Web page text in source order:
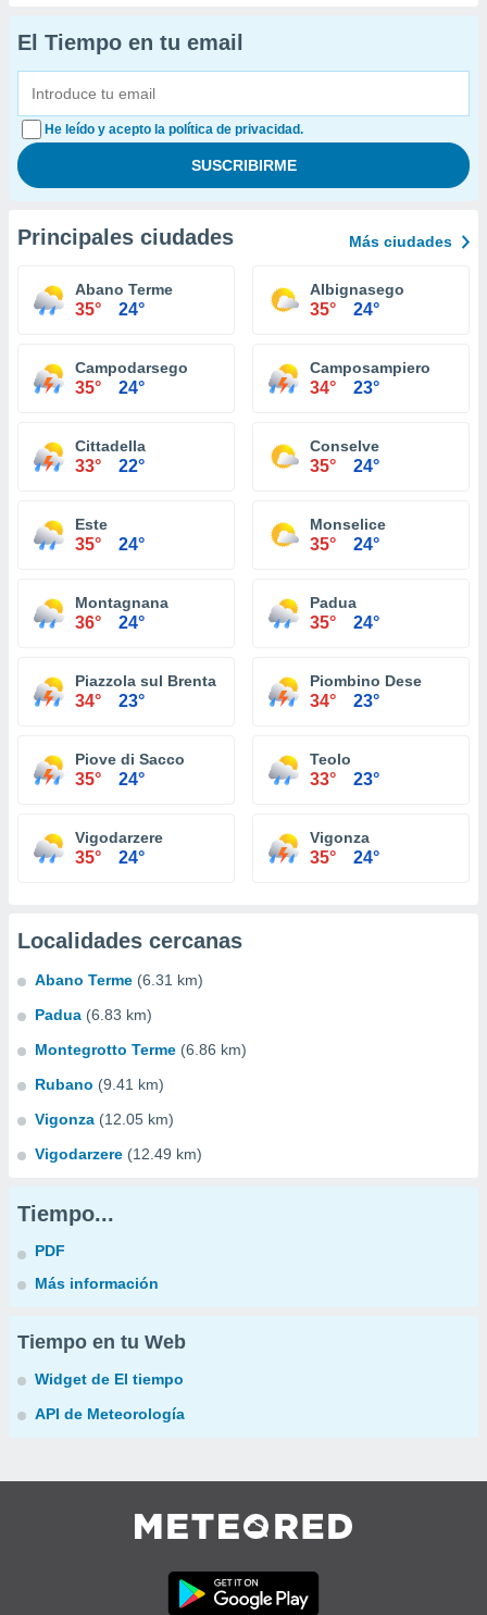
El Tiempo en tu email
He leído y acepto la política de privacidad.
Principales ciudades Más ciudades
Abano Terme
35° 24°
Albignasego
35° 24°
Campodarsego
35° 24°
Camposampiero
34° 23°
Cittadella
33° 22°
Conselve
35° 24°
Este
35° 24°
Monselice
35° 24°
Montagnana
36° 24°
Padua
35° 24°
Piazzola sul Brenta
34° 23°
Piombino Dese
34° 23°
Piove di Sacco
35° 24°
Teolo
33° 23°
Vigodarzere
35° 24°
Vigonza
35° 24°
Localidades cercanas
Abano Terme (6.31 km)
Padua (6.83 km)
Montegrotto Terme (6.86 km)
Rubano (9.41 km)
Vigonza (12.05 km)
Vigodarzere (12.49 km)
Tiempo...
PDF
Más información
Tiempo en tu Web
Widget de El tiempo
API de Meteorología